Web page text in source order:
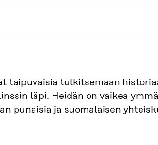
taipuvaisia tulkitsemaan
läpi. Heidän on vaikea
punaisia ja suomalaisen